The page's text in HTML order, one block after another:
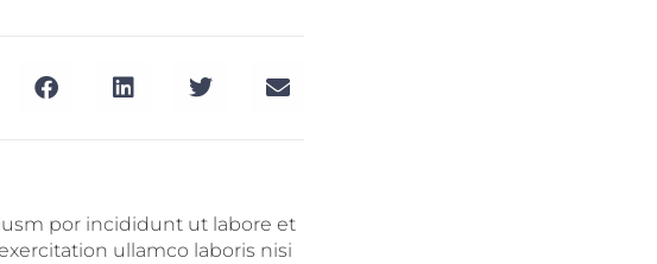
por incididunt ut labore et
ullamco laboris nisi